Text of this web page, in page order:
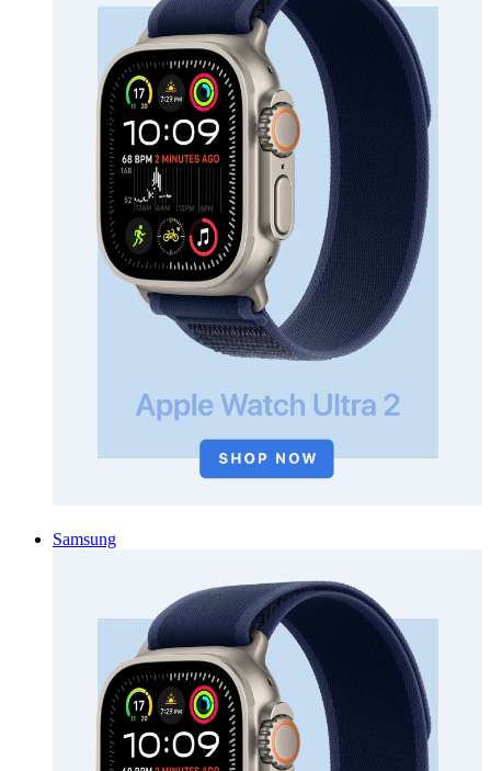
Samsung